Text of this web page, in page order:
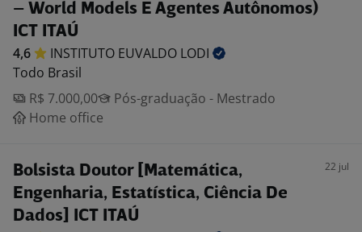
– World Models E Agentes Autônomos)
ICT ITAÚ
4,6 INSTITUTO EUVALDO LODI
Todo Brasil
R$ 7.000,00
Pós-graduação - Mestrado
Home office
Bolsista Doutor [Matemática,
Engenharia, Estatística, Ciência De
Dados] ICT ITAÚ
22 jul